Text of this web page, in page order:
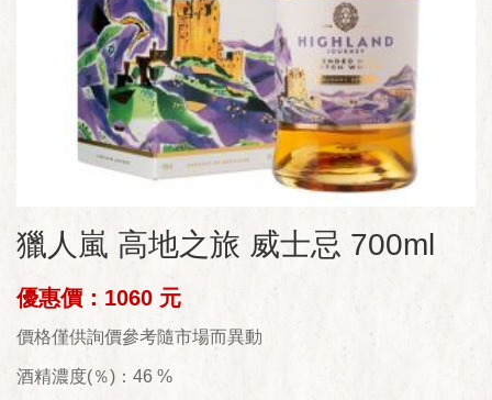
獵人嵐 高地之旅 威士忌 700ml
優惠價：1060 元
價格僅供詢價參考隨市場而異動
酒精濃度(％)：46 %